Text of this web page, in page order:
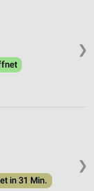
❯
❯
in 31 Min.